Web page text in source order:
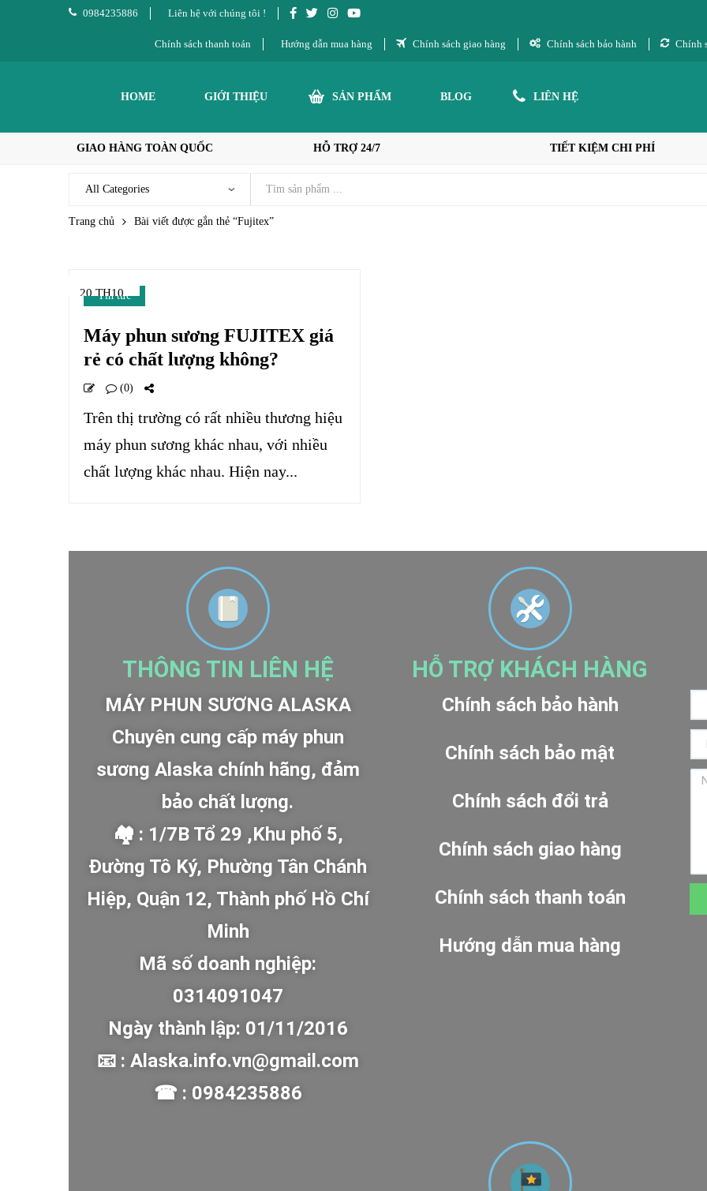
0984235886 Liên hệ với chúng tôi !
Chính sách thanh toán Hướng dẫn mua hàng Chính sách giao hàng Chính sách bảo hành Chính
HOME GIỚI THIỆU SẢN PHẨM BLOG LIÊN HỆ
GIAO HÀNG TOÀN QUỐC HỖ TRỢ 24/7 TIẾT KIỆM CHI PHÍ
Trang chủ Bài viết được gắn thẻ “Fujitex”
20 TH10
Tin tức
Máy phun sương FUJITEX giá
rẻ có chất lượng không?
(0)
Trên thị trường có rất nhiều thương hiệu
máy phun sương khác nhau, với nhiều
chất lượng khác nhau. Hiện nay...
THÔNG TIN LIÊN HỆ
MÁY PHUN SƯƠNG ALASKA
Chuyên cung cấp máy phun
sương Alaska chính hãng, đảm
bảo chất lượng.
🏘 : 1/7B Tổ 29 ,Khu phố 5,
Đường Tô Ký, Phường Tân Chánh
Hiệp, Quận 12, Thành phố Hồ Chí
Minh
Mã số doanh nghiệp:
0314091047
Ngày thành lập: 01/11/2016
📧 : Alaska.info.vn@gmail.com
☎ : 0984235886
HỖ TRỢ KHÁCH HÀNG
Chính sách bảo hành
Chính sách bảo mật
Chính sách đổi trả
Chính sách giao hàng
Chính sách thanh toán
Hướng dẫn mua hàng